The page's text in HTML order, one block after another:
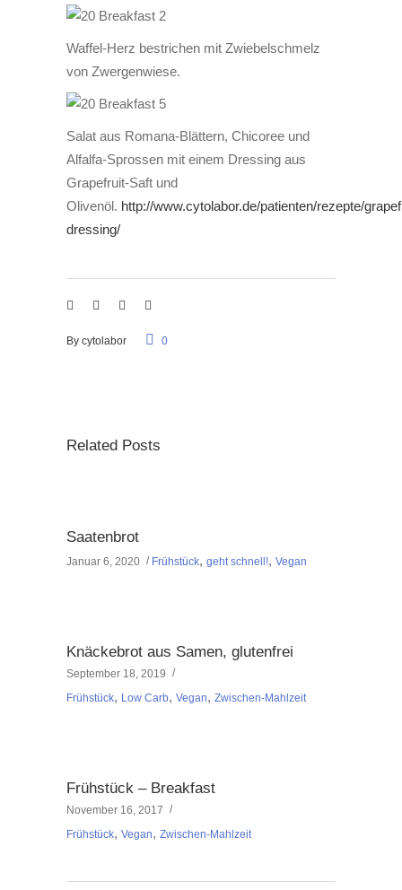
Waffel-Herz bestrichen mit Zwiebelschmelz
von Zwergenwiese.
Salat aus Romana-Blättern, Chicoree und
Alfalfa-Sprossen mit einem Dressing aus
Grapefruit-Saft und
Olivenöl. http://www.cytolabor.de/patienten/rezepte/
dressing/
By cytolabor 0
Related Posts
Saatenbrot
Januar 6, 2020 Frühstück, geht schnell!, Vegan
Knäckebrot aus Samen, glutenfrei
September 18, 2019
Frühstück, Low Carb, Vegan, Zwischen-Mahlzeit
Frühstück – Breakfast
November 16, 2017
Frühstück, Vegan, Zwischen-Mahlzeit